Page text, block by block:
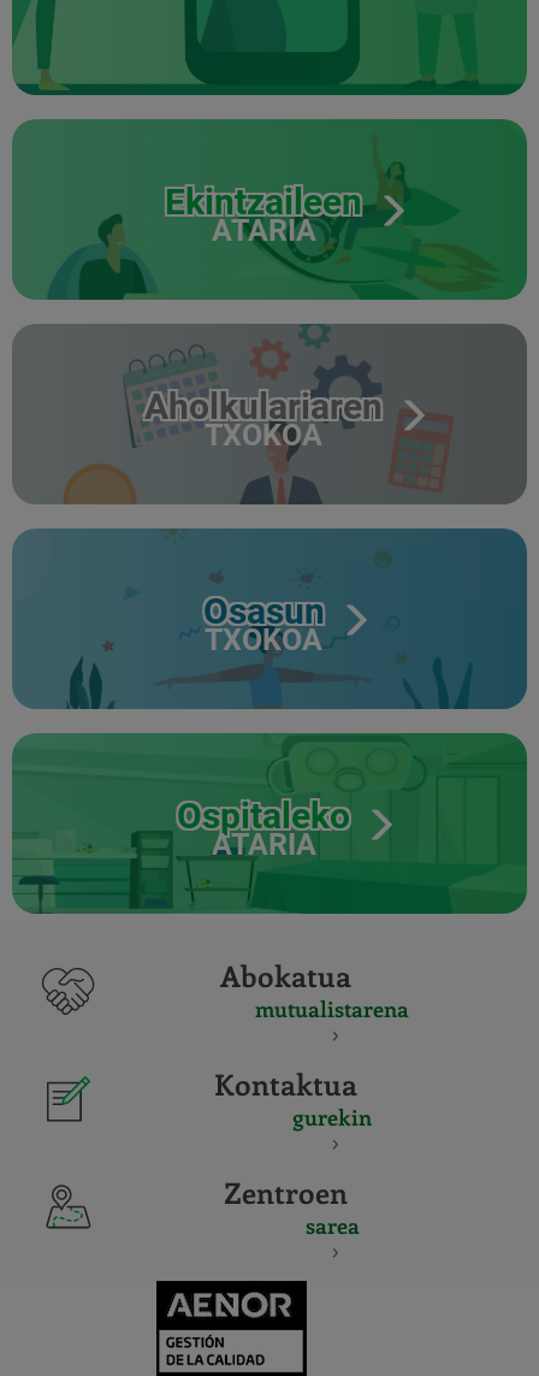
Ekintzaileen
ATARIA
Aholkulariaren
TXOKOA
Osasun
TXOKOA
Ospitaleko
ATARIA
Abokatua
mutualistarena
Kontaktua
gurekin
Zentroen
sarea